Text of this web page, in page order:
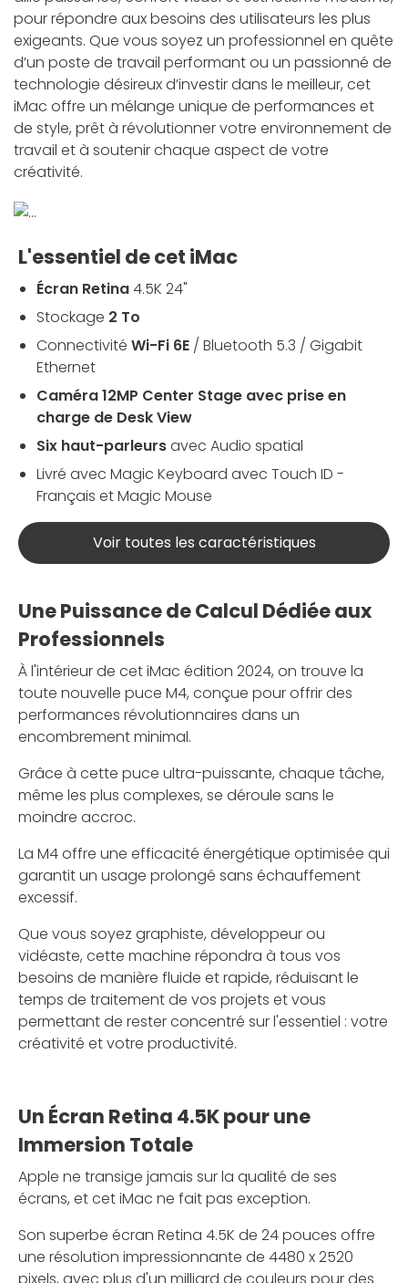
pour répondre aux besoins des utilisateurs les plus
exigeants. Que vous soyez un professionnel en quête
d’un poste de travail performant ou un passionné de
technologie désireux d’investir dans le meilleur, cet
iMac offre un mélange unique de performances et
de style, prêt à révolutionner votre environnement de
travail et à soutenir chaque aspect de votre
créativité.
L'essentiel de cet iMac
Écran Retina4.5K 24"
Stockage 2 To
Connectivité Wi-Fi 6E / Bluetooth 5.3 / Gigabit
Ethernet
Caméra 12MP Center Stage avec prise en
charge de Desk View
Six haut-parleursavec Audio spatial
Livré avec Magic Keyboard avec Touch ID -
Français et Magic Mouse
Voir toutes les caractéristiques
Une Puissance de Calcul Dédiée aux
Professionnels
À l'intérieur de cet iMac édition 2024, on trouve la
toute nouvelle puce M4, conçue pour offrir des
performances révolutionnaires dans un
encombrement minimal.
Grâce à cette puce ultra-puissante, chaque tâche,
même les plus complexes, se déroule sans le
moindre accroc.
La M4 offre une efficacité énergétique optimisée qui
garantit un usage prolongé sans échauffement
excessif.
Que vous soyez graphiste, développeur ou
vidéaste, cette machine répondra à tous vos
besoins de manière fluide et rapide, réduisant le
temps de traitement de vos projets et vous
permettant de rester concentré sur l'essentiel : votre
créativité et votre productivité.
Un Écran Retina 4.5K pour une
Immersion Totale
Apple ne transige jamais sur la qualité de ses
écrans, et cet iMac ne fait pas exception.
Son superbe écran Retina 4.5K de 24 pouces offre
une résolution impressionnante de 4480 x 2520